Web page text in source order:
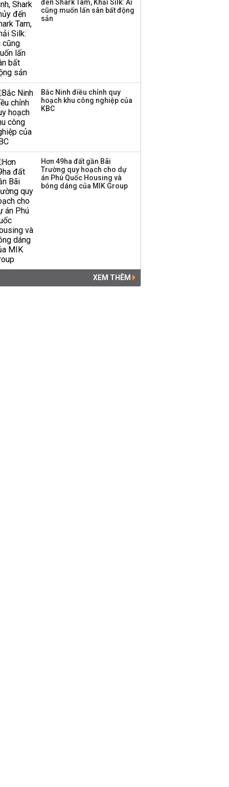
‘phất lên’ trong tháng 8,
đến Shark Tam, Khải Silk: Ai
cũng muốn lấn sân bất động
sản
Bắc Ninh điều chỉnh quy
hoạch khu công nghiệp của
KBC
Hơn 49ha đất gần Bãi
Trường quy hoạch cho dự
án Phú Quốc Housing và
bóng dáng của MIK Group
XEM THÊM